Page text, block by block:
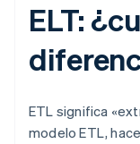
ELT:
ETL significa
modelo ETL,